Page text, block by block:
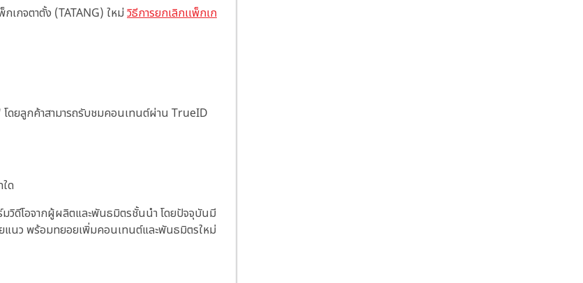
เกจตาตั้ง (TATANG) ใหม่ วิธีการยกเลิกเเพ็กเก
ดยลูกค้าสามารถรับชมคอนเทนต์ผ่าน TrueID
ด
วิดีโอจากผู้ผลิตและพันธมิตรชั้นนำ โดยปัจจุบันมี
แนว พร้อมทยอยเพิ่มคอนเทนต์และพันธมิตรใหม่